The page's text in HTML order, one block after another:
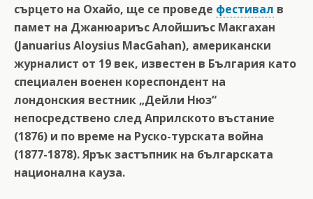
сърцето на Охайо, ще се проведе фестивал в
памет на Джанюариъс Алойшиъс Макгахан
(Januarius Aloysius MacGahan), американски
журналист от 19 век, известен в България като
специален военен кореспондент на
лондонския вестник „Дейли Нюз“
непосредствено след Априлското въстание
(1876) и по време на Руско-турската война
(1877-1878). Ярък застъпник на българската
национална кауза.